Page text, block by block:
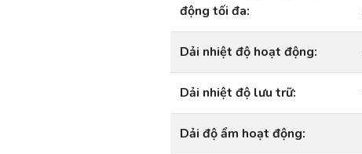
động tối đa:
Dải nhiệt độ hoạt động:
Dải nhiệt độ lưu trữ:
Dải độ ẩm hoạt động: